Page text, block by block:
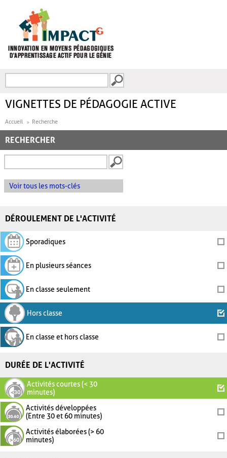
FORMULAIRE DE
VIGNETTES DE PÉDAGOGIE ACTIVE
Accueil Recherche
RECHERCHER
Voir tous les mots-clés
DÉROULEMENT DE L'ACTIVITÉ
Sporadiques
En plusieurs séances
En classe seulement
Hors classe
En classe et hors classe
DURÉE DE L'ACTIVITÉ
Activités courtes (< 30
minutes)
Activités développées
(Entre 30 et 60 minutes)
Activités élaborées (> 60
minutes)